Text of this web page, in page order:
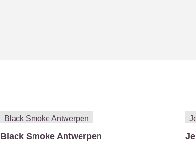
Black Smoke Antwerpen